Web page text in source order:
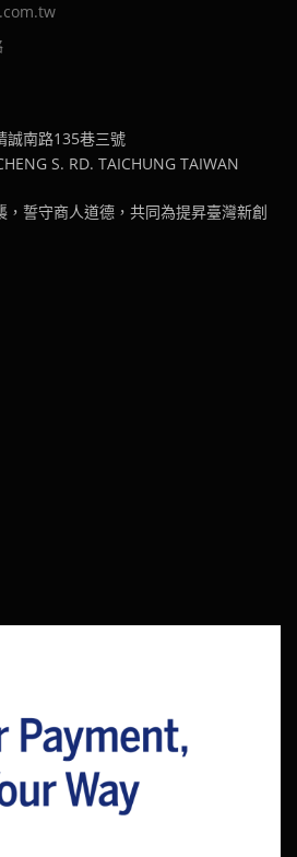
誠南路135巷三號
S. RD. TAICHUNG TAIWAN
誓守商人道德，共同為提昇臺灣新創